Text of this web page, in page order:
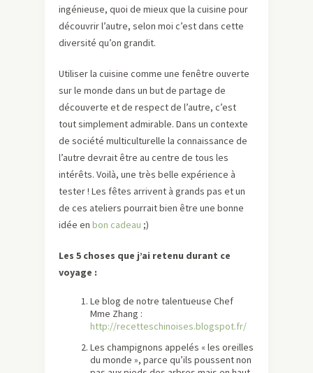
ingénieuse, quoi de mieux que la cuisine pour
découvrir l’autre, selon moi c’est dans cette
diversité qu’on grandit.
Utiliser la cuisine comme une fenêtre ouverte
sur le monde dans un but de partage de
découverte et de respect de l’autre, c’est
tout simplement admirable. Dans un contexte
de société multiculturelle la connaissance de
l’autre devrait être au centre de tous les
intérêts. Voilà, une très belle expérience à
tester ! Les fêtes arrivent à grands pas et un
de ces ateliers pourrait bien être une bonne
idée en bon cadeau ;)
Les 5 choses que j’ai retenu durant ce
voyage :
Le blog de notre talentueuse Chef
Mme Zhang :
http://recetteschinoises.blogspot.fr/
Les champignons appelés « les oreilles
du monde », parce qu’ils poussent non